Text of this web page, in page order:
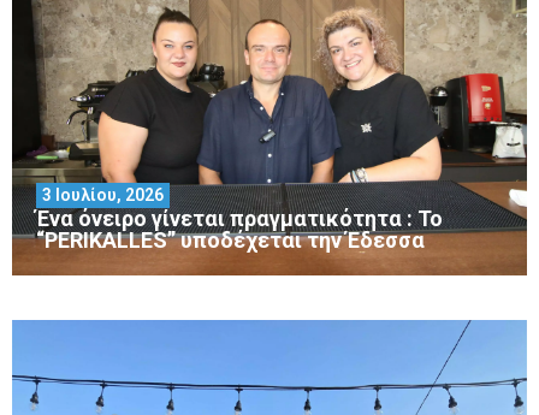
Ένα όνειρο γίνεται πραγματικότητα : Το
“PERIKALLES” υποδέχεται την Έδεσσα
3 Ιουλίου, 2026